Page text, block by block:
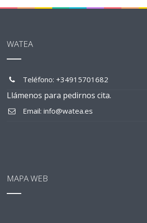
WATEA
Teléfono: +34915701682
Llámenos para pedirnos cita.
Email: info@watea.es
MAPA WEB